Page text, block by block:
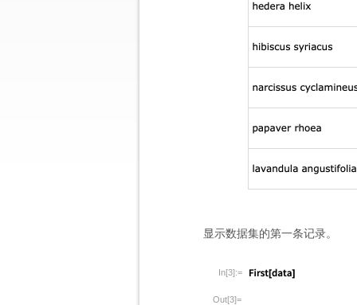
显示数据集的第一条记录。
In[3]:=
Out[3]=